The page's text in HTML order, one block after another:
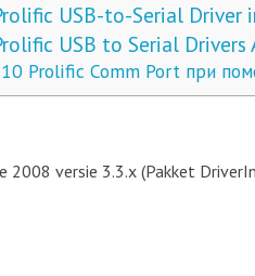
USB-to-Serial Driver
USB to Serial
Prolific Comm Port при
2008 versie 3.3.x (Pakket